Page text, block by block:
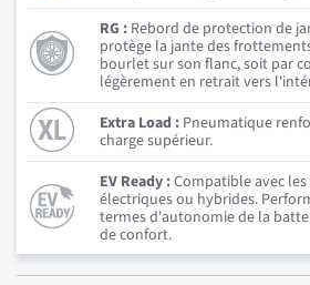
RG : Rebord de protection de
protège la jante des
bourlet sur son flanc, soit par
légèrement en retrait vers
Extra Load : Pneumatique
charge supérieur.
EV Ready :Compatible avec
électriques ou hybrides.
termes d'autonomie de la
de confort.